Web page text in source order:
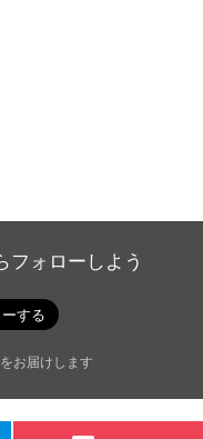
フォローしよう
お届けします